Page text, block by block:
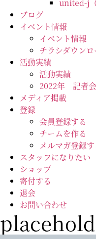
united-j（
ブログ
イベント情報
イベント情報
チラシダウンロ
活動実績
活動実績
2022年 記者
メディア掲載
登録
会員登録する
チームを作る
メルマガ登録す
スタッフになりたい
ショップ
寄付する
退会
お問い合わせ